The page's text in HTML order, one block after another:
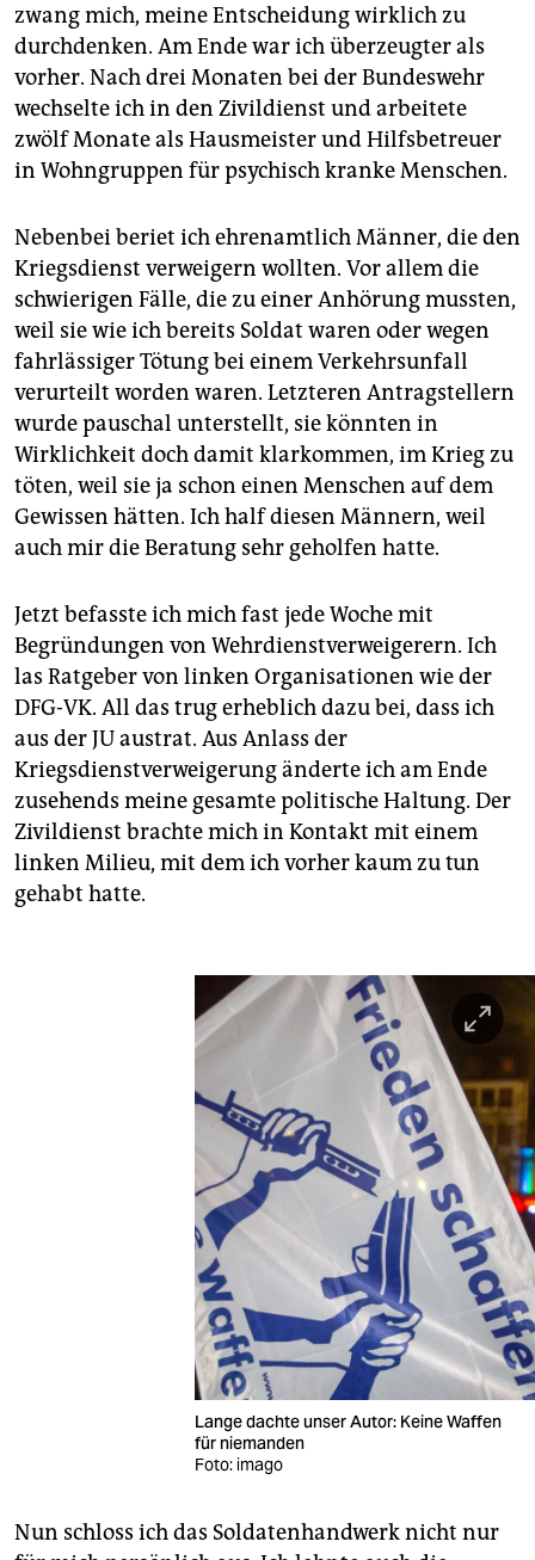
zwang mich, meine Entscheidung wirklich zu
durchdenken. Am Ende war ich überzeugter als
vorher. Nach drei Monaten bei der Bundeswehr
wechselte ich in den Zivildienst und arbeitete
zwölf Monate als Hausmeister und Hilfsbetreuer
in Wohngruppen für psychisch kranke Menschen.
Nebenbei beriet ich ehrenamtlich Männer, die den
Kriegsdienst verweigern wollten. Vor allem die
schwierigen Fälle, die zu einer Anhörung mussten,
weil sie wie ich bereits Soldat waren oder wegen
fahrlässiger Tötung bei einem Verkehrsunfall
verurteilt worden waren. Letzteren Antragstellern
wurde pauschal unterstellt, sie könnten in
Wirklichkeit doch damit klarkommen, im Krieg zu
töten, weil sie ja schon einen Menschen auf dem
Gewissen hätten. Ich half diesen Männern, weil
auch mir die Beratung sehr geholfen hatte.
Jetzt befasste ich mich fast jede Woche mit
Begründungen von Wehrdienstverweigerern. Ich
las Ratgeber von linken Organisationen wie der
DFG-VK. All das trug erheblich dazu bei, dass ich
aus der JU austrat. Aus Anlass der
Kriegsdienstverweigerung änderte ich am Ende
zusehends meine gesamte politische Haltung. Der
Zivildienst brachte mich in Kontakt mit einem
linken Milieu, mit dem ich vorher kaum zu tun
gehabt hatte.
Lange dachte unser Autor: Keine Waffen
für niemanden
Foto: imago
Nun schloss ich das Soldatenhandwerk nicht nur